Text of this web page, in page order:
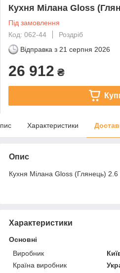
Кухня Мілана Gloss
Під замовлення
Код: 062-44
Роздріб
Відправка з 21 серпня 2026
26 912 ₴
Характеристики
Опис
Кухня Мілана Gloss (Глянець)
Характеристики
Основні
Виробник
Країна виробник